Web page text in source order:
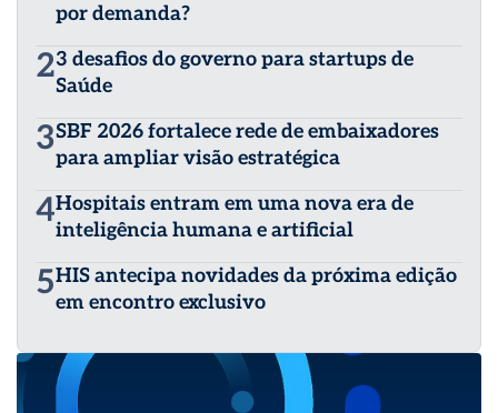
por demanda?
23 desafios do governo para startups de
Saúde
3SBF 2026 fortalece rede de embaixadores
para ampliar visão estratégica
4Hospitais entram em uma nova era de
inteligência humana e artificial
5HIS antecipa novidades da próxima edição
em encontro exclusivo